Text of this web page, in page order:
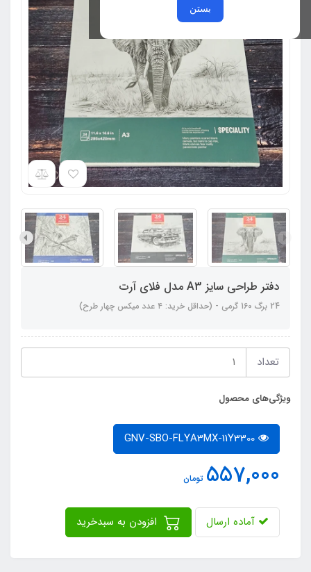
بستن
دفتر طراحی سایز A3 مدل فلای آرت
24 برگ 160 گرمی - (حداقل خرید: ۴ عدد میکس چهار طرح)
تعداد
ویژگی‌های محصول
557,000 تومان
آماده ارسال